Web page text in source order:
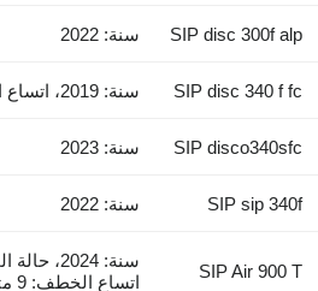
SIP disc 300f alp سنة: 2022
SIP disc 340 f fc سنة: 2019، اتساع الخطف: 3 متر
SIP disco340sfc سنة: 2023
SIP sip 340f سنة: 2022
SIP Air 900 T
سنة: 2024،
اتساع الخطف: 9 متر